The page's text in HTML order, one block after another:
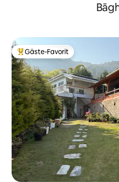
Beliebter Gäste-Favorit.
Gäste-Favorit